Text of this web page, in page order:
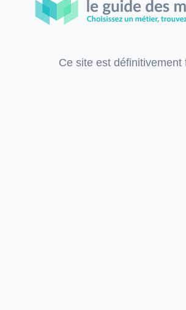
Ce site est définitivement